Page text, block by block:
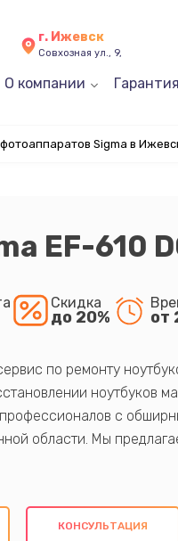
г. Ижевск
Совхозная ул., 9,
О компании Гарантия
Sigma в
EF-610
Скидка
до 20% от
по ремонту
ноутбуков
с
области. Мы
Не медлите
КОНСУЛЬТАЦИЯ